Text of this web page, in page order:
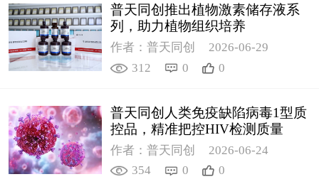
普天同创推出植物激素储存液系
列，助力植物组织培养
作者：普天同创
2026-06-29
312
0 0
普天同创人类免疫缺陷病毒1型质
控品，精准把控HIV检测质量
作者：普天同创
2026-06-24
354
0 0